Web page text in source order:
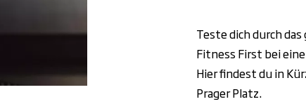
Teste dich durch
Fitness First bei
Hier findest du in
Prager Platz.